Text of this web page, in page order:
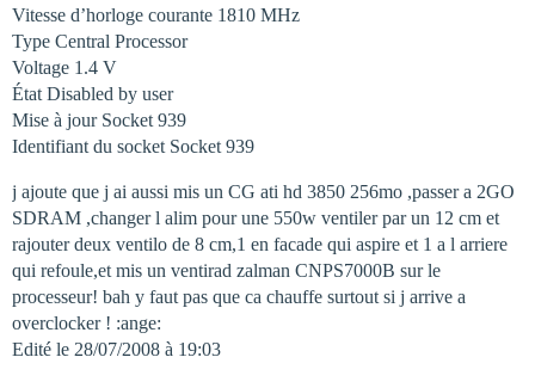
Vitesse d’horloge courante 1810 MHz
Type Central Processor
Voltage 1.4 V
État Disabled by user
Mise à jour Socket 939
Identifiant du socket Socket 939
j ajoute que j ai aussi mis un CG ati hd 3850 256mo ,passer a 2GO
SDRAM ,changer l alim pour une 550w ventiler par un 12 cm et
rajouter deux ventilo de 8 cm,1 en facade qui aspire et 1 a l arriere
qui refoule,et mis un ventirad zalman CNPS7000B sur le
processeur! bah y faut pas que ca chauffe surtout si j arrive a
overclocker ! :ange:
Edité le 28/07/2008 à 19:03